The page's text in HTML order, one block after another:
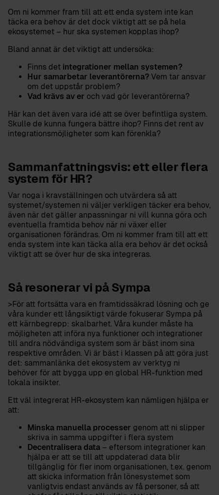
Om ni kommer fram till att ett enda system inte kan
täcka era behov är det dock viktigt att se på hela
ekosystemet – hur ska systemen kopplas ihop?
Bland annat är det viktigt att undersöka:
Finns det integrationer mellan systemen?
Hur samarbetar leverantörerna? Vem tar ansvar
om det uppstår problem?
Vad krävs av er och vad gör leverantörerna?
Här kan det även vara idé att se över befintliga system.
Skulle de kunna fungera bättre ihop? Finns det rent av
integrationsmöjligheter som kan förenkla?
Sammanfattningsvis: ett eller flera
system för HR?
Var noga i kravställningen och utvärdera så att
systemet/systemen ni väljer verkligen täcker era behov,
även när det gäller anpassningar ni vill kunna göra och
eventuella framtida behov när ni växer eller
organisationen förändras. Om ni kommer fram till att ett
enda system inte kan täcka alla era behov är det också
viktigt att se över hur de ska integreras.
Så resonerar vi på Sympa
>För att fortsätta vara en framtidssäkrad lösning och ge
våra kunder ett långsiktigt värde fokuserar Sympa på
ett kärnbegrepp: skalbarhet. Våra kunder måste ha
möjligheten att införa nya funktioner och integrationer
till andra nödvändiga system som är bäst inom sina
respektive områden. Vi är bäst i klassen på att göra just
det: sammanlänka det ekosystem av verktyg ni
behöver för att bygga upp en global HR-funktion med
lokala insikter.
Ett väl integrerat HR-ekosystem kan nämligen hjälpa er
att:
Minska manuella processer genom att ni slipper
skriva in samma uppgifter i flera system
Decentralisera data – eftersom integrationer kan
hjälpa er att se till att uppdaterad data blir
tillgänglig för fler inom organisationen, t.ex. genom
att skicka information från lönesystemet som
vanligtvis endast används av få personer, så att